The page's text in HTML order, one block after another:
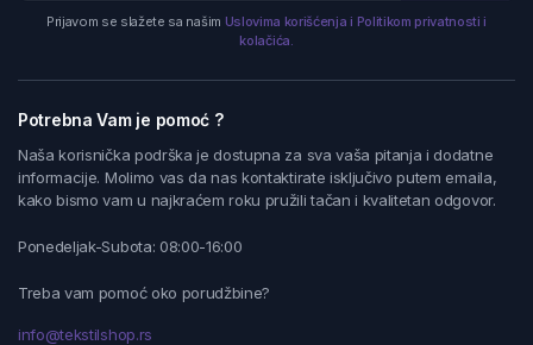
Prijavom se slažete sa našim Uslovima korišćenja i Politikom privatnosti i
kolačića.
Potrebna Vam je pomoć ?
Naša korisnička podrška je dostupna za sva vaša pitanja i dodatne
informacije. Molimo vas da nas kontaktirate isključivo putem emaila,
kako bismo vam u najkraćem roku pružili tačan i kvalitetan odgovor.
Ponedeljak-Subota: 08:00-16:00
Treba vam pomoć oko porudžbine?
info@tekstilshop.rs